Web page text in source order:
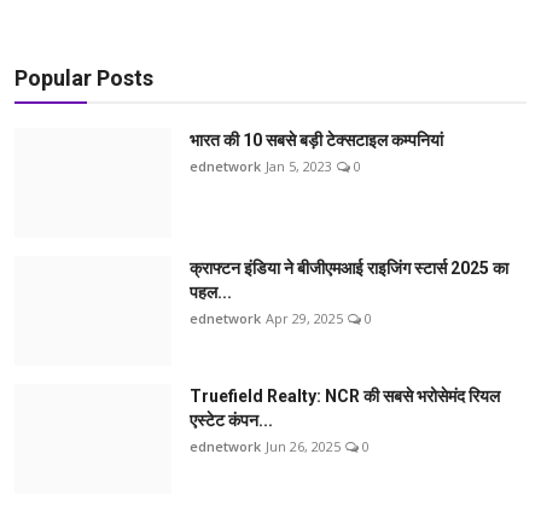
Popular Posts
भारत की 10 सबसे बड़ी टेक्सटाइल कम्पनियां
ednetwork Jan 5, 2023 0
क्राफ्टन इंडिया ने बीजीएमआई राइजिंग स्टार्स 2025 का
पहल...
ednetwork Apr 29, 2025 0
Truefield Realty: NCR की सबसे भरोसेमंद रियल
एस्टेट कंपन...
ednetwork Jun 26, 2025 0